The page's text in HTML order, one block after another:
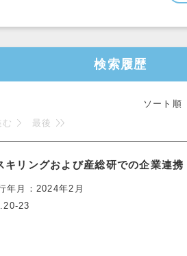
検索履歴
ソート順
む 最後
リングおよび産総研での企業連携
年月
2024年2月
23